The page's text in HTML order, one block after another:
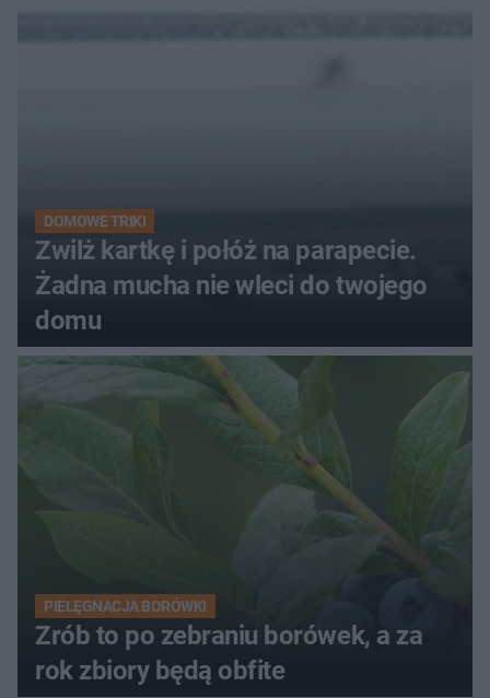
DOMOWE TRIKI
Zwilż kartkę i połóż na parapecie.
Żadna mucha nie wleci do twojego
domu
PIELĘGNACJA BORÓWKI
Zrób to po zebraniu borówek, a za
rok zbiory będą obfite